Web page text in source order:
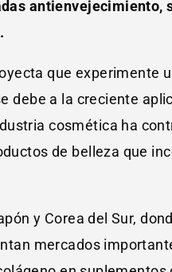
antienvejecimiento,
que experimente
debe a la creciente
cosmética ha
de belleza que
y Corea del Sur,
mercados